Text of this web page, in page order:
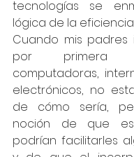
tecnologías se
lógica de la
Cuando mis padres
por primera
computadoras,
electrónicos, no
de cómo sería,
noción de que
podrían facilitarles